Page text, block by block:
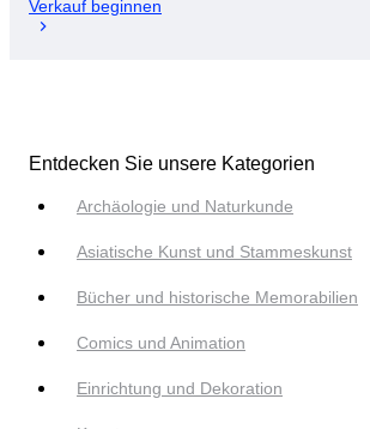
Verkauf beginnen
Entdecken Sie unsere Kategorien
Archäologie und Naturkunde
Asiatische Kunst und Stammeskunst
Bücher und historische Memorabilien
Comics und Animation
Einrichtung und Dekoration